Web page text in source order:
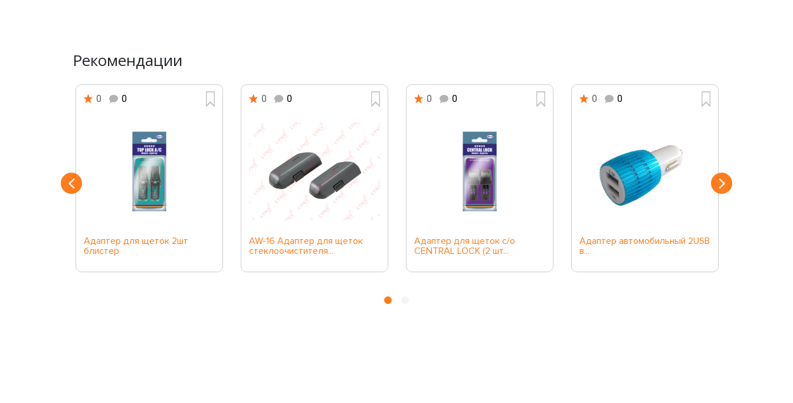
Рекомендации
0 0
Адаптер для щеток 2шт
блистер
0 0
AW-16 Адаптер для щеток
стеклоочистителя...
0 0
Адаптер для щеток с/о
CENTRAL LOCK (2 шт...
0 0
Адаптер автомобильный 2USB
в...